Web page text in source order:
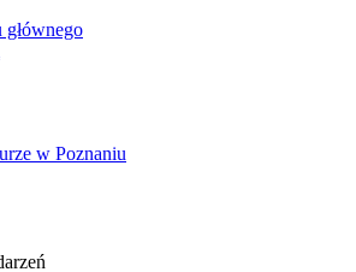
głównego
w Poznaniu